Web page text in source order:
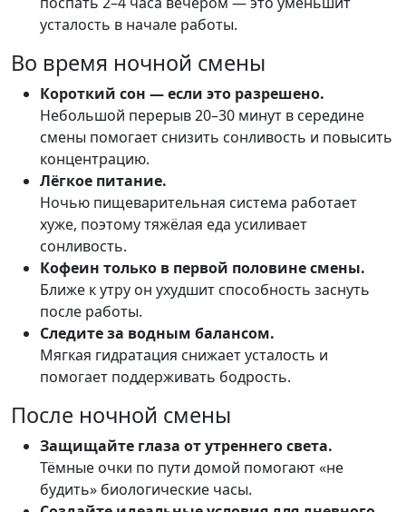
усталость в начале работы.
Во время ночной смены
Короткий сон — если это разрешено.
Небольшой перерыв 20–30 минут в середине
смены помогает снизить сонливость и повысить
концентрацию.
Лёгкое питание.
Ночью пищеварительная система работает
хуже, поэтому тяжёлая еда усиливает
сонливость.
Кофеин только в первой половине смены.
Ближе к утру он ухудшит способность заснуть
после работы.
Следите за водным балансом.
Мягкая гидратация снижает усталость и
помогает поддерживать бодрость.
После ночной смены
Защищайте глаза от утреннего света.
Тёмные очки по пути домой помогают «не
будить» биологические часы.